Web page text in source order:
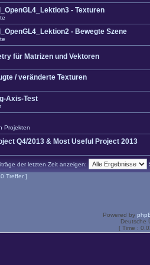
- Texturen
- Bewegte Szene
für Matrizen und Vektoren
/ veränderte Texturen
Axis-Test
Projekten
Q4/2013 & Most Useful Project 2013
der letzten Zeit anzeigen:
Treffer ]
Powered by
Deutsche
[ Time :